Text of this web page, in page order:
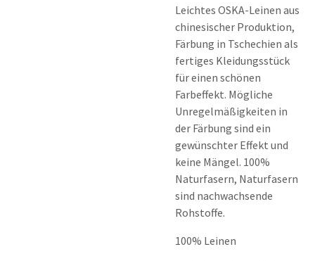
Leichtes OSKA-Leinen aus
chinesischer Produktion,
Färbung in Tschechien als
fertiges Kleidungsstück
für einen schönen
Farbeffekt. Mögliche
Unregelmäßigkeiten in
der Färbung sind ein
gewünschter Effekt und
keine Mängel. 100%
Naturfasern, Naturfasern
sind nachwachsende
Rohstoffe.
100% Leinen